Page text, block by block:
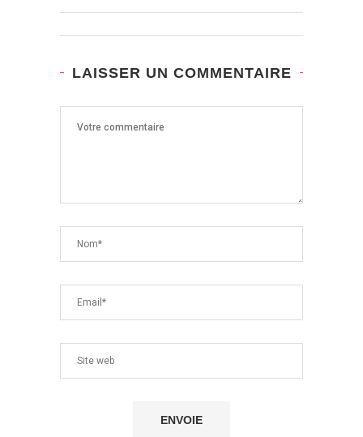
LAISSER UN COMMENTAIRE